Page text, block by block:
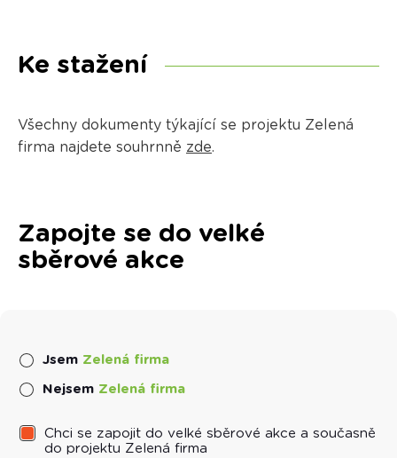
Ke stažení
Všechny dokumenty týkající se projektu Zelená
firma najdete souhrnně zde.
Zapojte se do velké
sběrové akce
Jsem Zelená firma
Nejsem Zelená firma
Chci se zapojit do velké sběrové akce a současně
do projektu Zelená firma